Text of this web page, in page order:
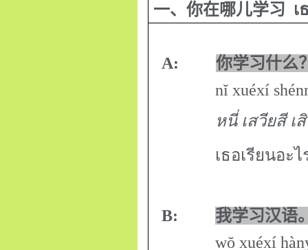
一、你在哪儿学习 เ
A:你学习什么
nĭ xuéxí
หนี่ เสวียสี เ
เธอเรียนอะไ
B: 我学习汉语
wŏ xuéxí